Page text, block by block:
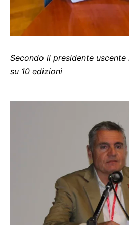
Secondo il presidente
su 10 edizioni